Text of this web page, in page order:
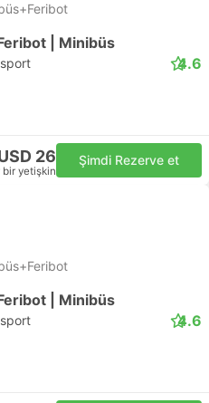
| Minibüs
4.6
26
bir yetişkin
Şimdi Rezerve et
| Minibüs
4.6